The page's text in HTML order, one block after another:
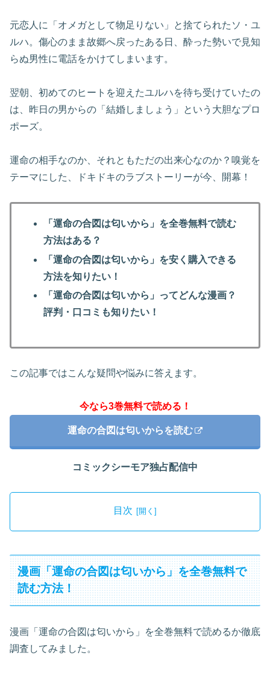
元恋人に「オメガとして物足りない」と捨てられたソ・ユ
ルハ。傷心のまま故郷へ戻ったある日、酔った勢いで見知
らぬ男性に電話をかけてしまいます。
翌朝、初めてのヒートを迎えたユルハを待ち受けていたの
は、昨日の男からの「結婚しましょう」という大胆なプロ
ポーズ。
運命の相手なのか、それともただの出来心なのか？嗅覚を
テーマにした、ドキドキのラブストーリーが今、開幕！
「運命の合図は匂いから」を全巻無料で読む
方法はある？
「運命の合図は匂いから」を安く購入できる
方法を知りたい！
「運命の合図は匂いから」ってどんな漫画？
評判・口コミも知りたい！
この記事ではこんな疑問や悩みに答えます。
今なら3巻無料で読める！
運命の合図は匂いからを読む
コミックシーモア独占配信中
目次
漫画「運命の合図は匂いから」を全巻無料で
読む方法！
漫画「運命の合図は匂いから」を全巻無料で読めるか徹底
調査してみました。